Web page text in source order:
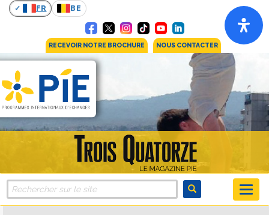
FR BE
RECEVOIR NOTRE BROCHURE NOUS CONTACTER